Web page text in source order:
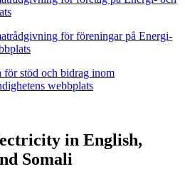
för föreningar på Energi-
för stöd och bidrag inom
webbplats
in English,
Somali